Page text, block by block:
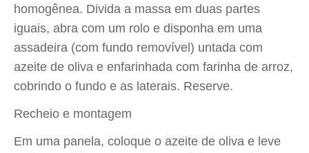
homogênea. Divida a massa em duas partes
iguais, abra com um rolo e disponha em uma
assadeira (com fundo removível) untada com
azeite de oliva e enfarinhada com farinha de arroz,
cobrindo o fundo e as laterais. Reserve.
Recheio e montagem
Em uma panela, coloque o azeite de oliva e leve